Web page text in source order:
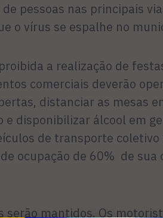
pessoas nas principais
o vírus se espalhe no
a realização de
comerciais deverão
distanciar as mesas
e disponibilizar álcool em
de transporte
ocupação de 60% de sua
serão mantidos. Os